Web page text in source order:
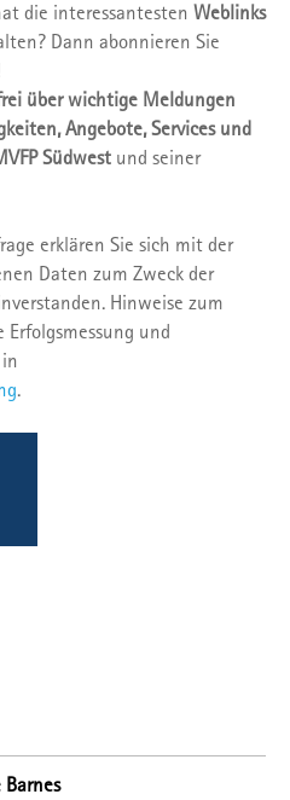
die interessantesten Weblinks
Dann abonnieren Sie
über wichtige Meldungen
Angebote, Services und
Südwest und seiner
erklären Sie sich mit der
Daten zum Zweck der
Hinweise zum
und
.
Barnes